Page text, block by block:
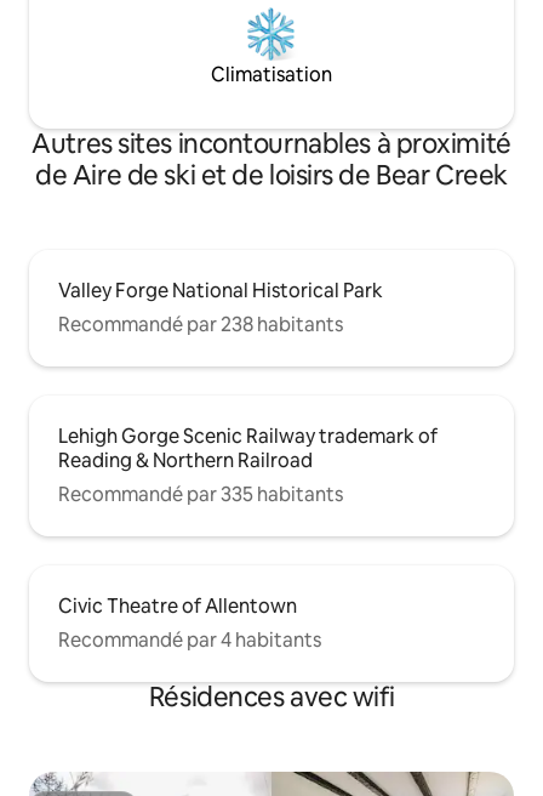
Climatisation
Autres sites incontournables à proximité
de Aire de ski et de loisirs de Bear Creek
Valley Forge National Historical Park
Recommandé par 238 habitants
Lehigh Gorge Scenic Railway trademark of
Reading & Northern Railroad
Recommandé par 335 habitants
Civic Theatre of Allentown
Recommandé par 4 habitants
Résidences avec wifi